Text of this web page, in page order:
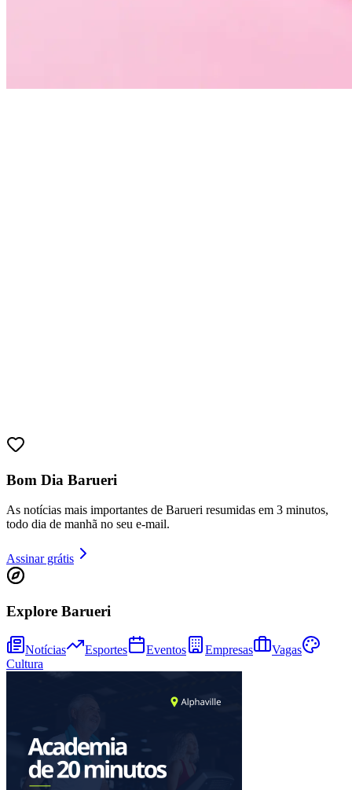
Vitória
Bom Dia Barueri
As notícias mais importantes de Barueri resumidas em 3 minutos,
todo dia de manhã no seu e-mail.
Assinar grátis
Explore Barueri
Notícias Esportes Eventos Empresas
Vagas
Cultura